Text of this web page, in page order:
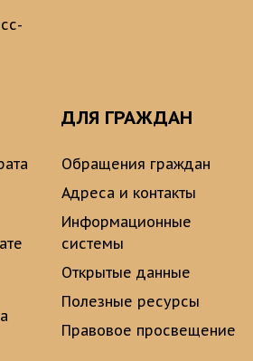
ДЛЯ ГРАЖДАН
Обращения граждан
Адреса и контакты
Информационные
системы
Открытые данные
Полезные ресурсы
Правовое просвещение